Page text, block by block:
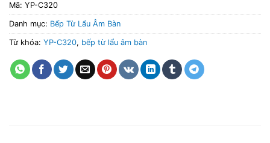
Mã: YP-C320
Danh mục: Bếp Từ Lẩu Âm Bàn
Từ khóa: YP-C320, bếp từ lẩu âm bàn